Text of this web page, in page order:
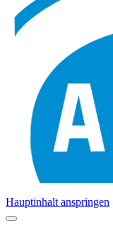
Hauptinhalt anspringen